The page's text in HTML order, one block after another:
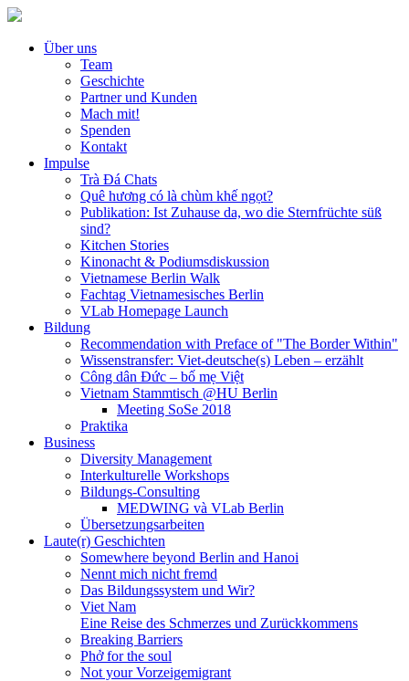
Über uns
Team
Geschichte
Partner und Kunden
Mach mit!
Spenden
Kontakt
Impulse
Trà Đá Chats
Quê hương có là chùm khế ngọt?
Publikation: Ist Zuhause da, wo die Sternfrüchte süß
sind?
Kitchen Stories
Kinonacht & Podiumsdiskussion
Vietnamese Berlin Walk
Fachtag Vietnamesisches Berlin
VLab Homepage Launch
Bildung
Recommendation with Preface of "The Border Within"
Wissenstransfer: Viet-deutsche(s) Leben – erzählt
Công dân Đức – bố mẹ Việt
Vietnam Stammtisch @HU Berlin
Meeting SoSe 2018
Praktika
Business
Diversity Management
Interkulturelle Workshops
Bildungs-Consulting
MEDWING và VLab Berlin
Übersetzungsarbeiten
Laute(r) Geschichten
Somewhere beyond Berlin and Hanoi
Nennt mich nicht fremd
Das Bildungssystem und Wir?
Viet Nam
Eine Reise des Schmerzes und Zurückkommens
Breaking Barriers
Phở for the soul
Not your Vorzeigemigrant